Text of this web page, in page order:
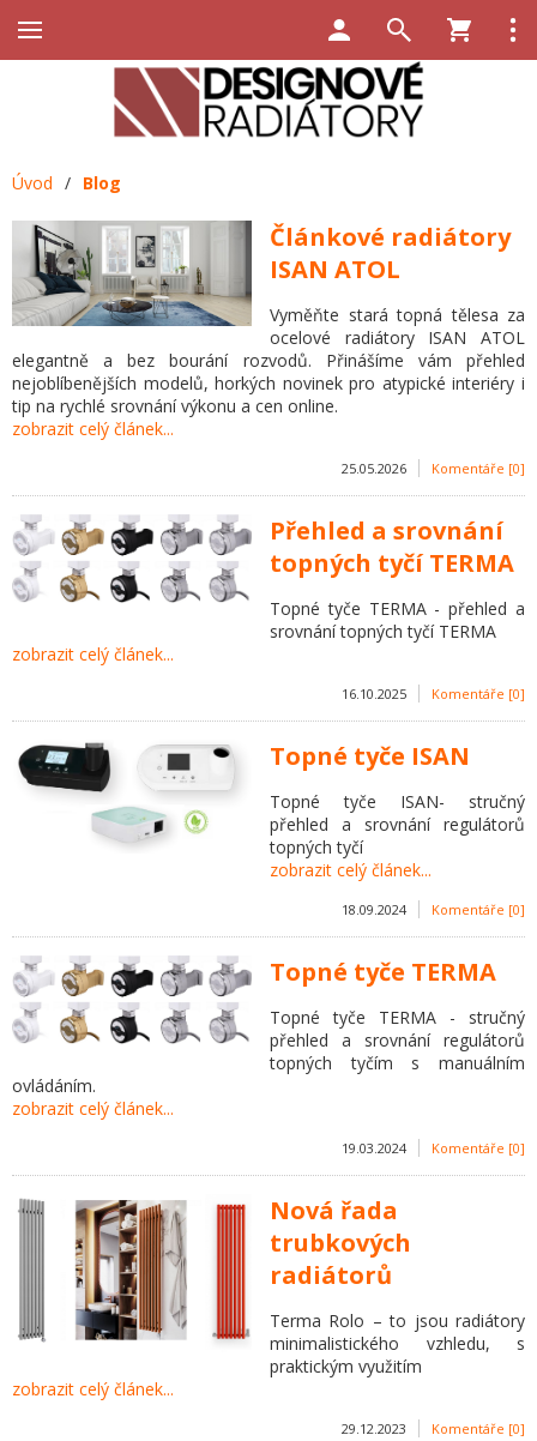
Úvod / Blog
Článkové radiátory
ISAN ATOL
Vyměňte stará topná tělesa za
ocelové radiátory ISAN ATOL
elegantně a bez bourání rozvodů. Přinášíme vám přehled
nejoblíbenějších modelů, horkých novinek pro atypické interiéry i
tip na rychlé srovnání výkonu a cen online.
zobrazit celý článek...
25.05.2026 Komentáře [0]
Přehled a srovnání
topných tyčí TERMA
Topné tyče TERMA - přehled a
srovnání topných tyčí TERMA
zobrazit celý článek...
16.10.2025 Komentáře [0]
Topné tyče ISAN
Topné tyče ISAN- stručný
přehled a srovnání regulátorů
topných tyčí
zobrazit celý článek...
18.09.2024 Komentáře [0]
Topné tyče TERMA
Topné tyče TERMA - stručný
přehled a srovnání regulátorů
topných tyčím s manuálním
ovládáním.
zobrazit celý článek...
19.03.2024 Komentáře [0]
Nová řada
trubkových
radiátorů
Terma Rolo – to jsou radiátory
minimalistického vzhledu, s
praktickým využitím
zobrazit celý článek...
29.12.2023 Komentáře [0]